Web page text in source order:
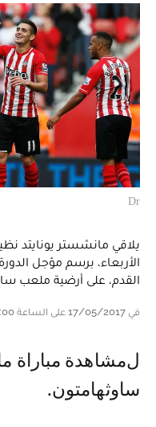
Dr
يلاقي مانشستر يونايتد
القدم، على أرضية ملعب
في 17/05/2017 على الساعة 18:00
لمشاهدة مباراة مانشستر يونايتد أمام
ساوثهامتون.